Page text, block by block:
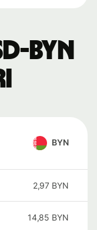
BYN
BYN
2,97 BYN
14,85 BYN